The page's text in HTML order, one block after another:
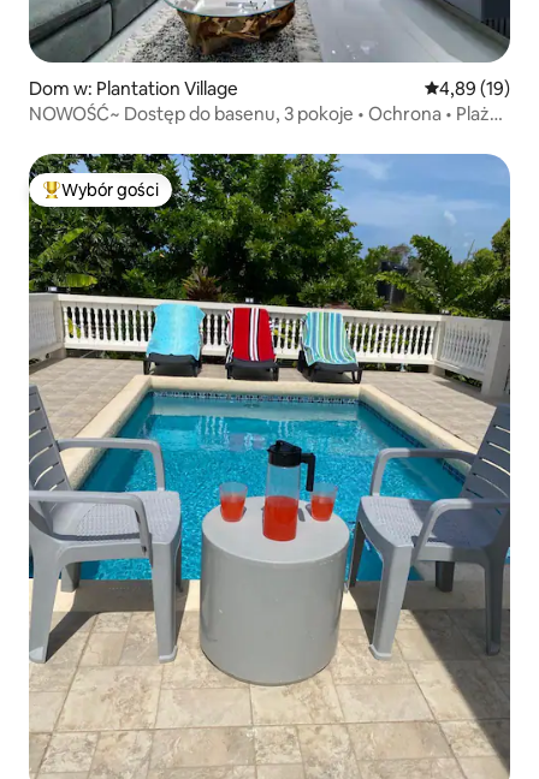
Dom w: Plantation Village Średnia
4,89 (19)
NOWOŚĆ~ Dostęp do basenu, 3 pokoje • Ochrona • Plaża
Najpopularniejsze z kategorii Wybór gości
Wybór gości